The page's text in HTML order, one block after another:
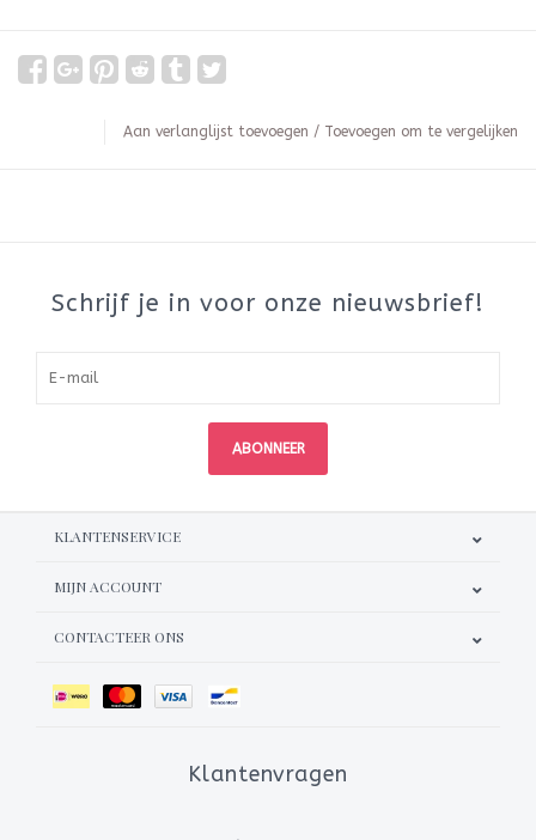
Aan verlanglijst toevoegen / Toevoegen om te vergelijken
Schrijf je in voor onze nieuwsbrief!
ABONNEER
KLANTENSERVICE
MIJN ACCOUNT
CONTACTEER ONS
Klantenvragen